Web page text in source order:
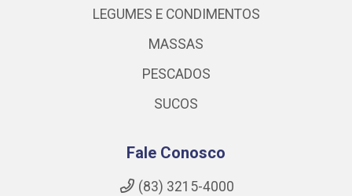
LEGUMES E CONDIMENTOS
MASSAS
PESCADOS
SUCOS
Fale Conosco
(83) 3215-4000